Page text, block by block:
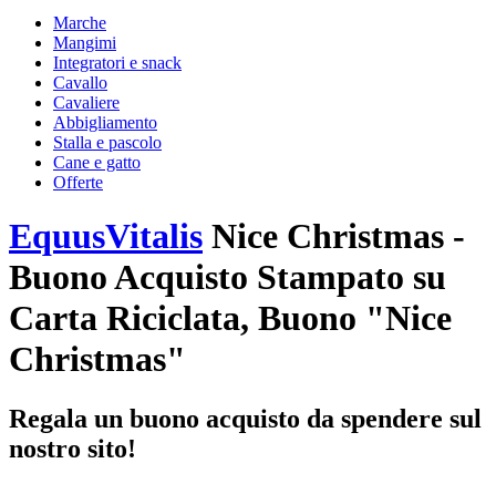
Marche
Mangimi
Integratori e snack
Cavallo
Cavaliere
Abbigliamento
Stalla e pascolo
Cane e gatto
Offerte
EquusVitalis Nice Christmas -
Buono Acquisto Stampato su
Carta Riciclata, Buono "Nice
Christmas"
Regala un buono acquisto da spendere sul
nostro sito!